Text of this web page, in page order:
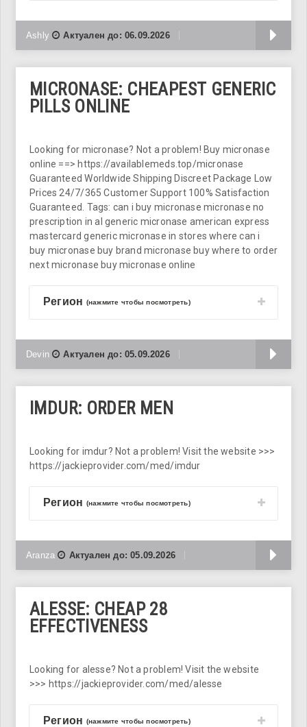
Ashly Актуален до: 06.09.2026
MICRONASE: CHEAPEST GENERIC
PILLS ONLINE
Looking for micronase? Not a problem! Buy micronase
online ==> https://availablemeds.top/micronase
Guaranteed Worldwide Shipping Discreet Package Low
Prices 24/7/365 Customer Support 100% Satisfaction
Guaranteed. Tags: can i buy micronase micronase no
prescription in al generic micronase american express
mastercard generic micronase in stores where can i
buy micronase buy brand micronase buy where to order
next micronase buy micronase online
Регион (нажмите чтобы посмотреть)
Devin Актуален до: 05.09.2026
IMDUR: ORDER MEN
Looking for imdur? Not a problem! Visit the website >>>
https://jackieprovider.com/med/imdur
Регион (нажмите чтобы посмотреть)
Aranza Актуален до:05.09.2026
ALESSE: CHEAP 28
EFFECTIVENESS
Looking for alesse? Not a problem! Visit the website
>>> https://jackieprovider.com/med/alesse
Регион (нажмите чтобы посмотреть)